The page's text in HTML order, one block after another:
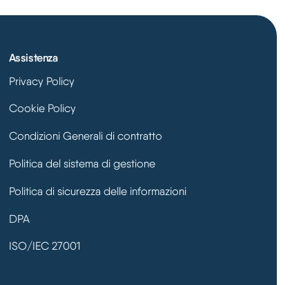
Assistenza
Privacy Policy
Cookie Policy
Condizioni Generali di contratto
Politica del sistema di gestione
Politica di sicurezza delle informazioni
DPA
ISO/IEC 27001